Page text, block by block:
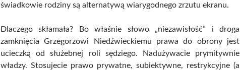
świadkowie rodziny są alternatywą wiarygodnego zrzutu ekranu.
Dlaczego skłamała? Bo właśnie słowo „niezawisłość” i droga
zamknięcia Grzegorzowi Niedźwieckiemu prawa do obrony jest
ucieczką od służebnej roli sędziego. Nadużywacie prymitywnie
władzy. Stosujecie prawo prywatne, subiektywne, restrykcyjne (a